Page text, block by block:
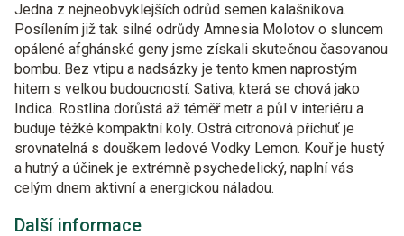
Jedna z nejneobvyklejších odrůd semen kalašnikova.
Posílením již tak silné odrůdy Amnesia Molotov o sluncem
opálené afghánské geny jsme získali skutečnou časovanou
bombu. Bez vtipu a nadsázky je tento kmen naprostým
hitem s velkou budoucností. Sativa, která se chová jako
Indica. Rostlina dorůstá až téměř metr a půl v interiéru a
buduje těžké kompaktní koly. Ostrá citronová příchuť je
srovnatelná s douškem ledové Vodky Lemon. Kouř je hustý
a hutný a účinek je extrémně psychedelický, naplní vás
celým dnem aktivní a energickou náladou.
Další informace